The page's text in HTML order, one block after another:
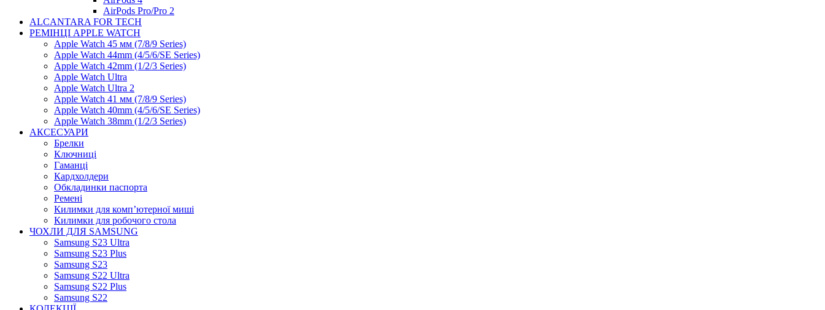
AirPods Pro/Pro 2
ALCANTARA FOR TECH
РЕМІНЦІ APPLE WATCH
Apple Watch 45 мм (7/8/9 Series)
Apple Watch 44mm (4/5/6/SE Series)
Apple Watch 42mm (1/2/3 Series)
Apple Watch Ultra
Apple Watch Ultra 2
Apple Watch 41 мм (7/8/9 Series)
Apple Watch 40mm (4/5/6/SE Series)
Apple Watch 38mm (1/2/3 Series)
АКСЕСУАРИ
Брелки
Ключниці
Гаманці
Кардхолдери
Обкладинки паспорта
Ремені
Килимки для комп’ютерної миші
Килимки для робочого стола
ЧОХЛИ ДЛЯ SAMSUNG
Samsung S23 Ultra
Samsung S23 Plus
Samsung S23
Samsung S22 Ultra
Samsung S22 Plus
Samsung S22